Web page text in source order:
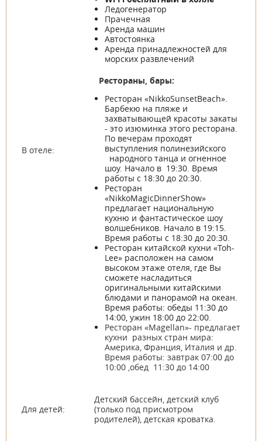
В отеле:
Ледогенератор
Прачечная
Аренда машин
Автостоянка
Аренда принадлежностей для
морских развлечений
Рестораны, бары:
Ресторан «NikkoSunsetBeach».
Барбекю на пляже и
захватывающей красоты закаты
- это изюминка этого ресторана.
По вечерам проходят
выступления полинезийского
народного танца и огненное
шоу. Начало в 19:30. Время
работы с 18:30 до 20:30.
Ресторан
«NikkoMagicDinnerShow»
предлагает национальную
кухню и фантастическое шоу
волшебников. Начало в 19:15.
Время работы с 18:30 до 20:30.
Ресторан китайской кухни «Toh-
Lee» расположен на самом
высоком этаже отеля, где Вы
сможете насладиться
оригинальными китайскими
блюдами и панорамой на океан.
Время работы: обеды 11:30 до
14:00, ужин 18:00 до 22:00.
Ресторан «Magellan»- предлагает
кухни разных стран мира:
Америка, Франция, Италия и др.
Время работы: завтрак 07:00 до
10:00 ,обед 11:30 до 14:00
Для детей:
Детский бассейн, детский клуб
(только под присмотром
родителей), детская кроватка.